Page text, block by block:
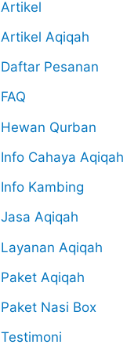
Artikel
Artikel Aqiqah
Daftar Pesanan
FAQ
Hewan Qurban
Info Cahaya Aqiqah
Info Kambing
Jasa Aqiqah
Layanan Aqiqah
Paket Aqiqah
Paket Nasi Box
Testimoni